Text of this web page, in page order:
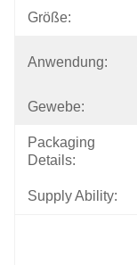
Größe:
Anwendung:
Gewebe:
Packaging
Details:
Supply Ability: